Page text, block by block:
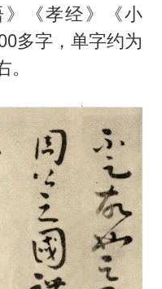
《孝经》《小
多字，单字约为